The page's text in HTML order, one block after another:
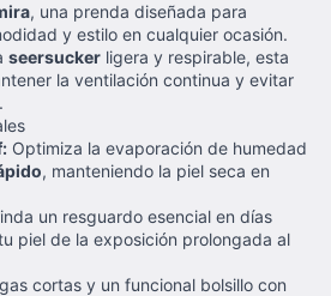
, una prenda diseñada para
y estilo en cualquier ocasión.
seersucker ligera y respirable, esta
la ventilación continua y evitar
Optimiza la evaporación de humedad
, manteniendo la piel seca en
un resguardo esencial en días
piel de la exposición prolongada al
cortas y un funcional bolsillo con